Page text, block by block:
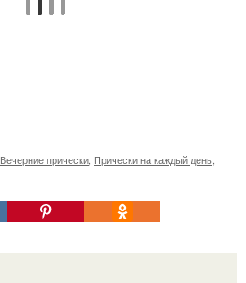
Вечерние прически, Прически на каждый день,